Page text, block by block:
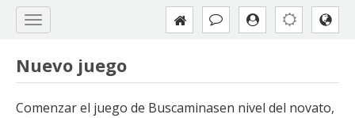
Nuevo juego
Comenzar el juego de Buscaminasen nivel del novato,